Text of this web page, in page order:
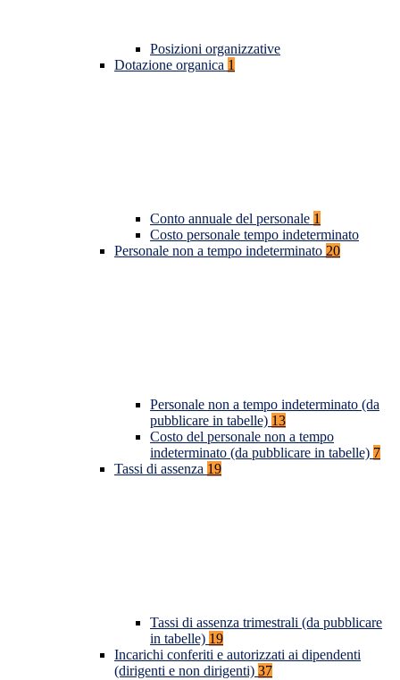
Posizioni organizzative
Dotazione organica 1
Conto annuale del personale 1
Costo personale tempo indeterminato
Personale non a tempo indeterminato 20
Personale non a tempo indeterminato (da
pubblicare in tabelle) 13
Costo del personale non a tempo
indeterminato (da pubblicare in tabelle) 7
Tassi di assenza 19
Tassi di assenza trimestrali (da pubblicare
in tabelle) 19
Incarichi conferiti e autorizzati ai dipendenti
(dirigenti e non dirigenti) 37